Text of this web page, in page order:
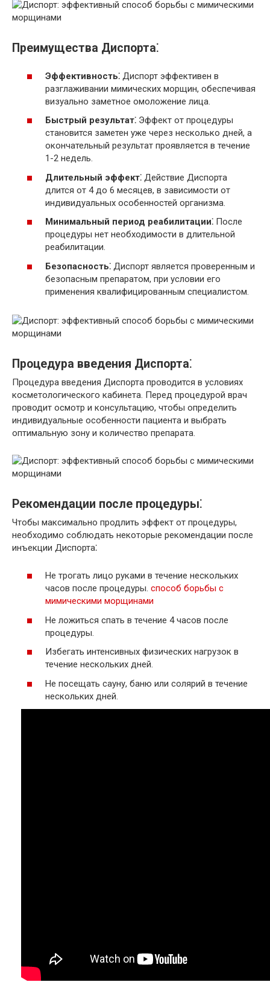
Преимущества Диспорта⁚
Эффективность⁚ Диспорт эффективен в
разглаживании мимических морщин, обеспечивая
визуально заметное омоложение лица.
Быстрый результат⁚ Эффект от процедуры
становится заметен уже через несколько дней, а
окончательный результат проявляется в течение
1-2 недель.
Длительный эффект⁚ Действие Диспорта
длится от 4 до 6 месяцев, в зависимости от
индивидуальных особенностей организма.
Минимальный период реабилитации⁚ После
процедуры нет необходимости в длительной
реабилитации.
Безопасность⁚ Диспорт является проверенным и
безопасным препаратом, при условии его
применения квалифицированным специалистом.
Процедура введения Диспорта⁚
Процедура введения Диспорта проводится в условиях
косметологического кабинета. Перед процедурой врач
проводит осмотр и консультацию, чтобы определить
индивидуальные особенности пациента и выбрать
оптимальную зону и количество препарата.
Рекомендации после процедуры⁚
Чтобы максимально продлить эффект от процедуры,
необходимо соблюдать некоторые рекомендации после
инъекции Диспорта⁚
Не трогать лицо руками в течение нескольких
часов после процедуры. способ борьбы с
мимическими морщинами
Не ложиться спать в течение 4 часов после
процедуры.
Избегать интенсивных физических нагрузок в
течение нескольких дней.
Не посещать сауну, баню или солярий в течение
нескольких дней.